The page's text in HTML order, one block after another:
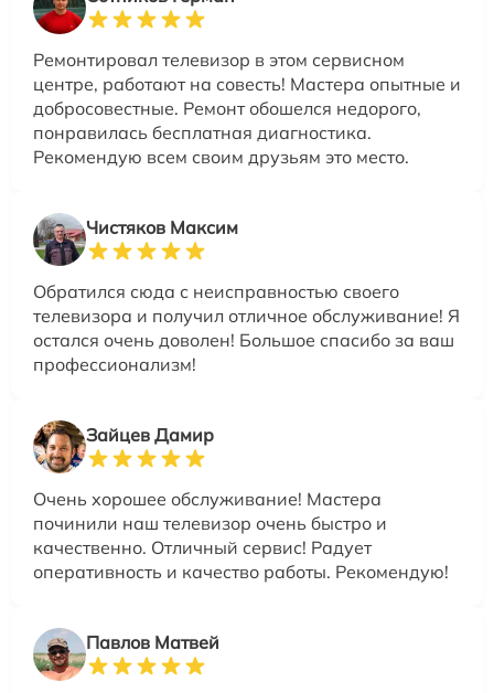
Ремонтировал телевизор в этом сервисном
центре, работают на совесть! Мастера опытные и
добросовестные. Ремонт обошелся недорого,
понравилась бесплатная диагностика.
Рекомендую всем своим друзьям это место.
Чистяков Максим
Обратился сюда с неисправностью своего
телевизора и получил отличное обслуживание! Я
остался очень доволен! Большое спасибо за ваш
профессионализм!
Зайцев Дамир
Очень хорошее обслуживание! Мастера
починили наш телевизор очень быстро и
качественно. Отличный сервис! Радует
оперативность и качество работы. Рекомендую!
Павлов Матвей